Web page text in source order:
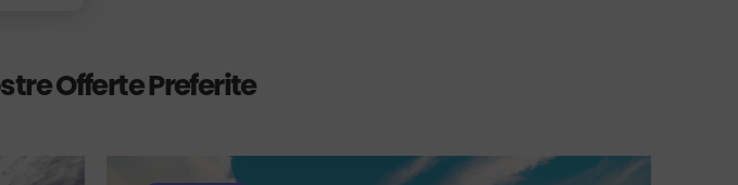
Offerte Preferite